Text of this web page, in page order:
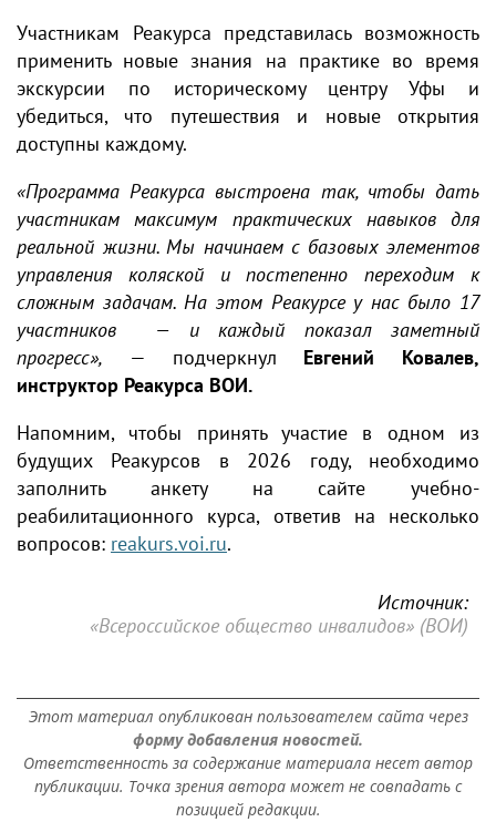
Участникам Реакурса представилась возможность
применить новые знания на практике во время
экскурсии по историческому центру Уфы и
убедиться, что путешествия и новые открытия
доступны каждому.
«Программа Реакурса выстроена так, чтобы дать
участникам максимум практических навыков для
реальной жизни. Мы начинаем с базовых элементов
управления коляской и постепенно переходим к
сложным задачам. На этом Реакурсе у нас было 17
участников — и каждый показал заметный
прогресс», — подчеркнул Евгений Ковалев,
инструктор Реакурса ВОИ.
Напомним, чтобы принять участие в одном из
будущих Реакурсов в 2026 году, необходимо
заполнить анкету на сайте учебно-
реабилитационного курса, ответив на несколько
вопросов: reakurs.voi.ru.
Источник:
«Всероссийское общество инвалидов» (ВОИ)
Этот материал опубликован пользователем сайта через
форму добавления новостей.
Ответственность за содержание материала несет автор
публикации. Точка зрения автора может не совпадать с
позицией редакции.